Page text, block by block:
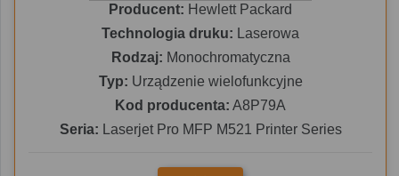
Producent: Hewlett Packard
Technologia druku: Laserowa
Rodzaj: Monochromatyczna
Typ: Urządzenie wielofunkcyjne
Kod producenta: A8P79A
Seria: Laserjet Pro MFP M521 Printer Series